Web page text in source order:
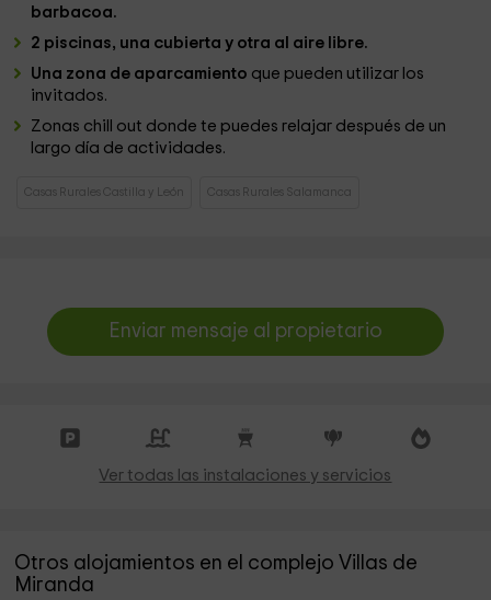
barbacoa.
2 piscinas, una cubierta y otra al aire libre.
Una zona de aparcamiento que pueden utilizar los
invitados.
Zonas chill out donde te puedes relajar después de un
largo día de actividades.
Casas Rurales Castilla y León Casas Rurales Salamanca
Enviar mensaje al propietario
Ver todas las instalaciones y servicios
Otros alojamientos en el complejo Villas de
Miranda